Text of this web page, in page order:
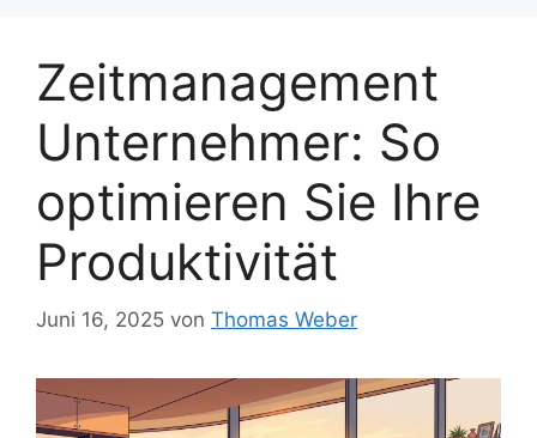
Zeitmanagement
Unternehmer: So
optimieren Sie Ihre
Produktivität
Juni 16, 2025 von Thomas Weber